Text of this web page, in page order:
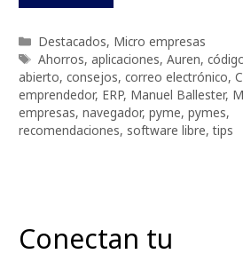
Categorías
Destacados, Micro empresas
Etiquetas
Ahorros, aplicaciones, Auren,
abierto, consejos, correo electrónico,
emprendedor, ERP, Manuel Ballester,
empresas, navegador, pyme, pymes,
recomendaciones, software libre,tips
Conectan tu